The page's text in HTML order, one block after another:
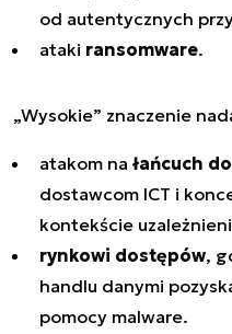
od autentycznych
ataki ransomware.
„Wysokie” znaczenie
atakom na łańcuch
dostawcom ICT i
kontekście
rynkowi dostępów,
handlu danymi
pomocy malware.